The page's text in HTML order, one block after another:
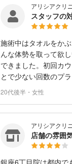
アリシアクリ
スタッフの
施術中はタオルをか
んな体勢を取って欲
できました。初回カ
とで少ない回数のプ
20代後半・女性
アリシアクリ
店舗の雰囲